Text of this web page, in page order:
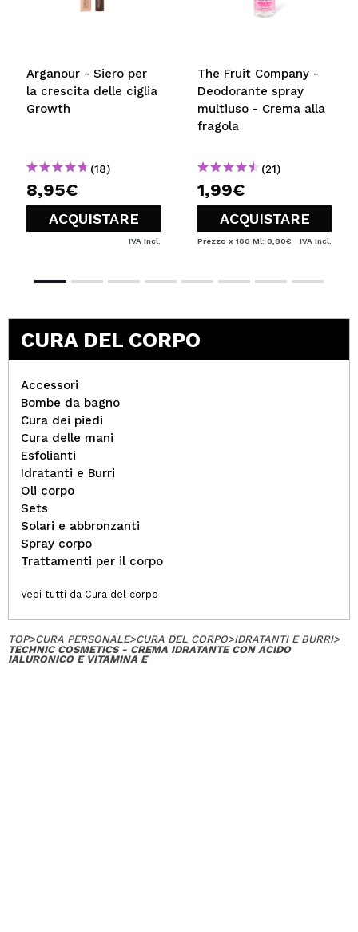
Arganour - Siero per
la crescita delle ciglia
Growth
(18)
8,95€
ACQUISTARE
IVA Incl.
The Fruit Company -
Deodorante spray
multiuso - Crema alla
fragola
(21)
1,99€
ACQUISTARE
Prezzo x 100 Ml: 0,80€ IVA Incl.
CURA DEL CORPO
Accessori
Bombe da bagno
Cura dei piedi
Cura delle mani
Esfolianti
Idratanti e Burri
Oli corpo
Sets
Solari e abbronzanti
Spray corpo
Trattamenti per il corpo
Vedi tutti da Cura del corpo
TOP>CURA PERSONALE>CURA DEL CORPO>IDRATANTI E BURRI>
TECHNIC COSMETICS - CREMA IDRATANTE CON ACIDO
IALURONICO E VITAMINA E